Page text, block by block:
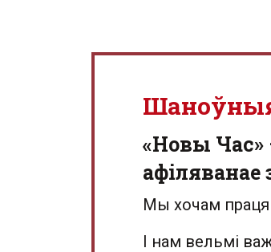
«Новы Час»
Мы хочам
І нам вельмі